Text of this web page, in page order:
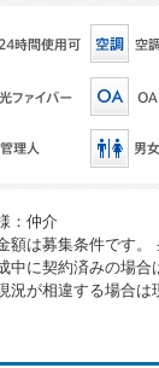
：仲介
は募集条件です。
に契約済みの場合
が相違する場合は